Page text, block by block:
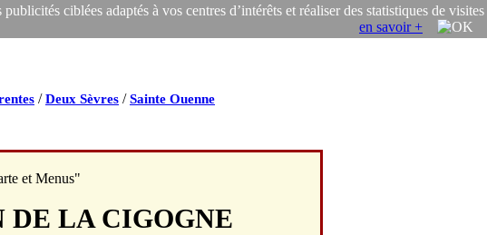
ciblées adaptés à vos centres d’intérêts et réaliser des statistiques de visites
en savoir +
/Deux Sèvres /Sainte Ouenne
et Menus"
DE LA CIGOGNE